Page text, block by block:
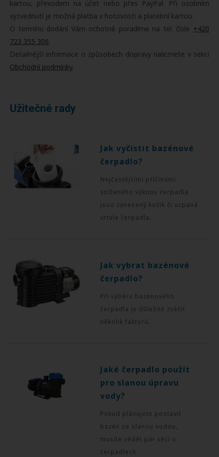
kartou, převodem na účet nebo přes PayPal. Při osobním
vyzvednutí je možná platba v hotovosti a platební kartou.
O termínu dodání Vám ochotně poradíme na tel. čísle +420
723 355 306.
Detailnější informace o způsobech dopravy naleznete v sekci
Obchodní podmínky.
Užitečné rady
Jak vyčistit bazénové
čerpadlo?
Nejčastějšími příčinami
sníženého výkonu čerpadla
jsou zanesený košík či ucpaná
vrtule čerpadla.
Jak vybrat bazénové
čerpadlo?
Při výběru bazénového
čerpadla je důležité zvážit
několik faktorů.
Jaké čerpadlo použít
pro slanou úpravu
vody?
Pokud plánujete postavit
bazén se slanou vodou,
musíte vědět pár věcí o
čerpadlech.